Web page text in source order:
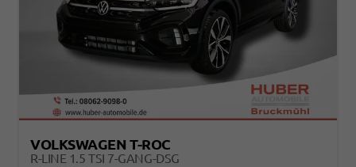
VOLKSWAGEN T-ROC
R-LINE 1.5 TSI 7-GANG-DSG